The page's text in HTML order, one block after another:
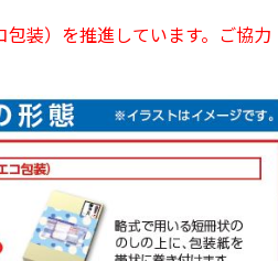
装）を推進しています。ご協力